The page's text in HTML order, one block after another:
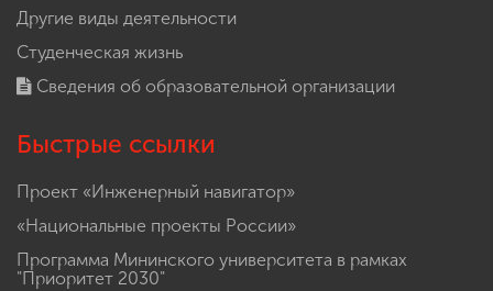
Другие виды деятельности
Студенческая жизнь
Сведения об образовательной организации
Быстрые ссылки
Проект «Инженерный навигатор»
«Национальные проекты России»
Программа Мининского университета в рамках
"Приоритет 2030"